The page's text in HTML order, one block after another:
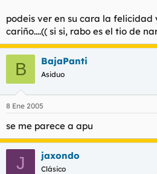
podeis ver en su cara la felicidad
cariño....(( si si, rabo es el tio de
B BajaPanti
Asiduo
8 Ene 2005
se me parece a apu
J jaxondo
Clásico